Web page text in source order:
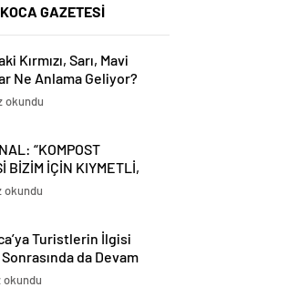
GAZETESİ
Kırmızı, Sarı, Mavi
Ne Anlama Geliyor?
okundu
“KOMPOST
BİZİM İÇİN KIYMETLİ,
GEÇECEĞİZ”
okundu
Turistlerin İlgisi
da Devam
okundu